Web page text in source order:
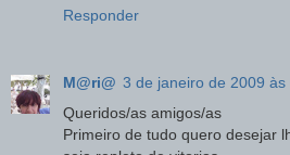
Responder
M@ri@ 3 de janeiro de 2009 às
Queridos/as amigos/as
Primeiro de tudo quero desejar